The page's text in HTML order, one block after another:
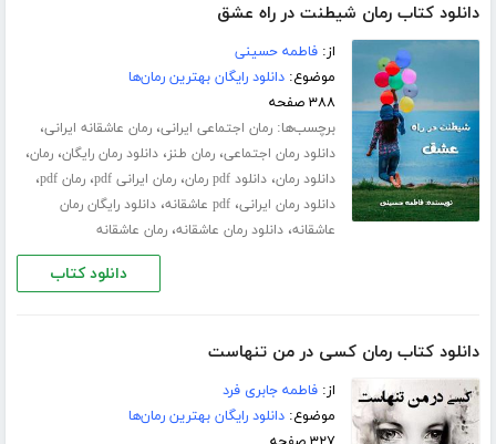
دانلود کتاب رمان شیطنت در راه عشق
از:فاطمه حسینی
موضوع:دانلود رایگان بهترین رمان‌ها
۳۸۸ صفحه
برچسب‌ها:رمان اجتماعی ایرانی،رمان عاشقانه ایرانی،
دانلود رمان اجتماعی،رمان طنز،دانلود رمان رایگان،رمان،
دانلود رمان،دانلود pdf رمان ،رمان ایرانی pdf ،رمان pdf ،
دانلود رمان ایرانی،pdf عاشقانه ،دانلود رایگان رمان
عاشقانه،دانلود رمان عاشقانه،رمان عاشقانه
دانلود کتاب
دانلود کتاب رمان کسی در من تنهاست
از:فاطمه جابری فرد
موضوع:دانلود رایگان بهترین رمان‌ها